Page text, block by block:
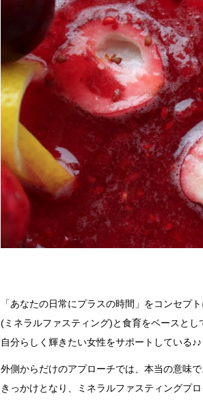
「あなたの日常にプラスの時間」をコンセプ
(ミネラルファスティング)と食育をベースとし
自分らしく輝きたい女性をサポートしている
外側からだけのアプローチでは、本当の意味
きっかけとなり、
ミネラルファスティングプ